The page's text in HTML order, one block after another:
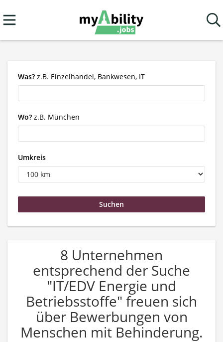
Was? z.B. Einzelhandel, Bankwesen, IT
Wo? z.B. München
Umkreis
8 Unternehmen
entsprechend der Suche
"IT/EDV Energie und
Betriebsstoffe" freuen sich
über Bewerbungen von
Menschen mit Behinderung.